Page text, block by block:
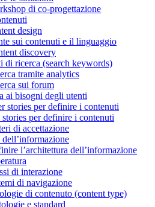
di co-progettazione
design
sui contenuti e il linguaggio
discovery
di ricerca (search keywords)
tramite analytics
sui forum
ai bisogni degli utenti
stories per definire i contenuti
stories per definire i contenuti
di accettazione
l’architettura dell’informazione
di interazione
di navigazione
di contenuto (content type)
e standard